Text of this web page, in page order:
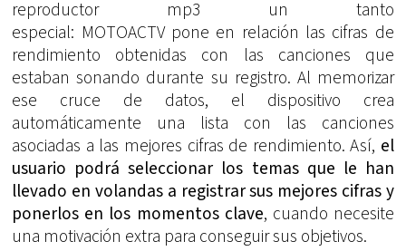
reproductor mp3 un tanto
especial: MOTOACTV pone en relación las cifras de
rendimiento obtenidas con las canciones que
estaban sonando durante su registro. Al memorizar
ese cruce de datos, el dispositivo crea
automáticamente una lista con las canciones
asociadas a las mejores cifras de rendimiento. Así, el
usuario podrá seleccionar los temas que le han
llevado en volandas a registrar sus mejores cifras y
ponerlos en los momentos clave, cuando necesite
una motivación extra para conseguir sus objetivos.